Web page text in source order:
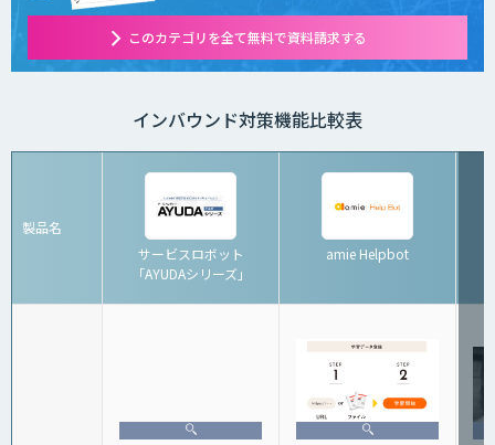
このカテゴリを全て無料で資料請求する
インバウンド対策機能比較表
製品名
サービスロボット
「AYUDAシリーズ」
amie Helpbot